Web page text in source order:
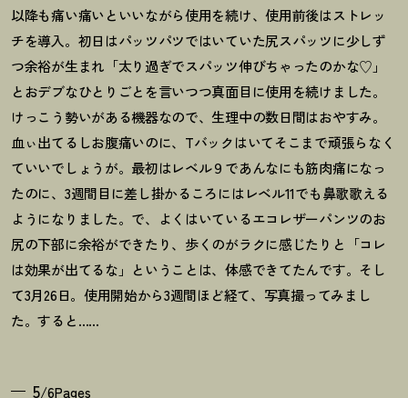
以降も痛い痛いといいながら使用を続け、使用前後はストレッ
チを導入。初日はパッツパツではいていた尻スパッツに少しず
つ余裕が生まれ「太り過ぎでスパッツ伸びちゃったのかな♡」
とおデブなひとりごとを言いつつ真面目に使用を続けました。
けっこう勢いがある機器なので、生理中の数日間はおやすみ。
血ぃ出てるしお腹痛いのに、Tバックはいてそこまで頑張らなく
ていいでしょうが。最初はレベル９であんなにも筋肉痛になっ
たのに、3週間目に差し掛かるころにはレベル11でも鼻歌歌える
ようになりました。で、よくはいているエコレザーパンツのお
尻の下部に余裕ができたり、歩くのがラクに感じたりと「コレ
は効果が出てるな」ということは、体感できてたんです。そし
て3月26日。使用開始から3週間ほど経て、写真撮ってみまし
た。すると……
5/6Pages